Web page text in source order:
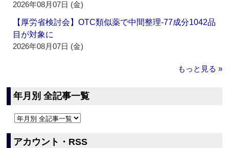
2026年08月07日 (金)
【厚労省検討会】OTC類似薬で中間整理‐77成分1042品
目が対象に
2026年08月07日 (金)
もっと見る »
年月別 全記事一覧
アカウント・RSS